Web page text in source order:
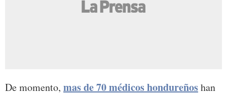
De momento, mas de 70 médicos hondureñoshan